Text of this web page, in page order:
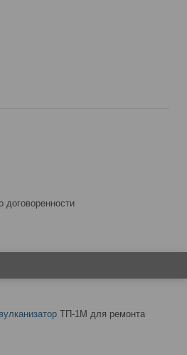
договоренности
вулканизатор ТП-1М для ремонта